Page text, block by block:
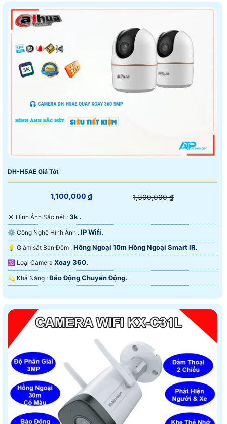
DH-H5AE Giá Tốt
1,100,000 ₫ 1,300,000 ₫
☀️ Hình Ảnh Sắc nét : 3k .
⚙ Công Nghệ Hình Ảnh : IP Wifi.
💡 Giám sát Ban Đêm : Hồng Ngoại 10m Hồng Ngoại Smart IR.
🕉️ Loại Camera Xoay 360.
️💫 Khả Năng : Báo Động Chuyển Động.